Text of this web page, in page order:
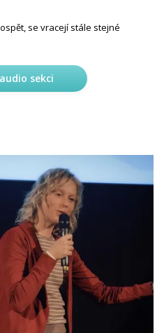
se vracejí stále stejné
sekci